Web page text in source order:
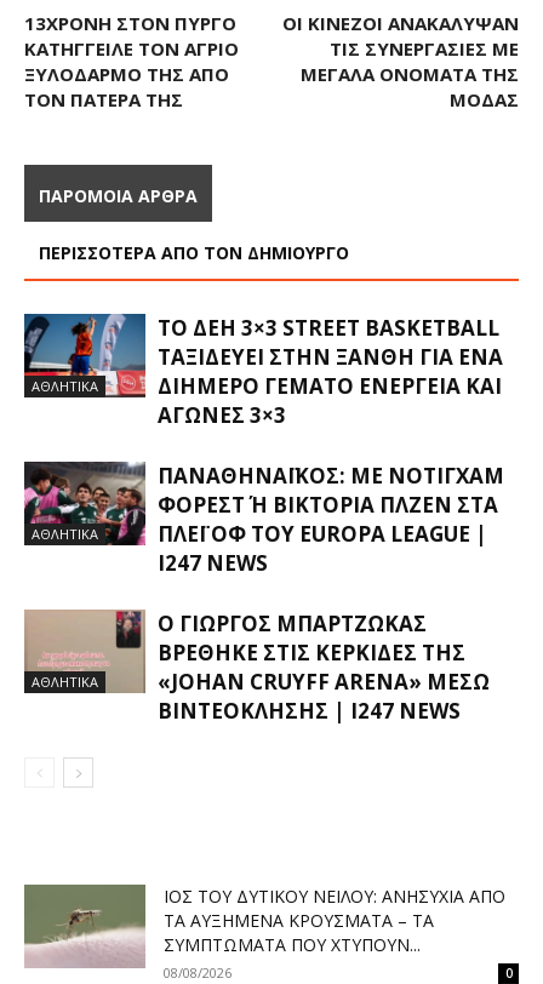
13ΧΡΟΝΗ ΣΤΟΝ ΠΎΡΓΟ
ΚΑΤΉΓΓΕΙΛΕ ΤΟΝ ΆΓΡΙΟ
ΞΥΛΟΔΑΡΜΌ ΤΗΣ ΑΠΌ
ΤΟΝ ΠΑΤΈΡΑ ΤΗΣ
ΟΙ ΚΙΝΈΖΟΙ ΑΝΑΚΆΛΥΨΑΝ
ΤΙΣ ΣΥΝΕΡΓΑΣΊΕΣ ΜΕ
ΜΕΓΆΛΑ ΟΝΌΜΑΤΑ ΤΗΣ
ΜΌΔΑΣ
ΠΑΡΟΜΟΙΑ ΑΡΘΡΑ
ΠΕΡΙΣΣΟΤΕΡΑ ΑΠΟ ΤΟΝ ΔΗΜΙΟΥΡΓΟ
ΑΘΛΗΤΙΚΑ
ΤΟ ΔΕΗ 3×3 STREET BASKETBALL
ΤΑΞΙΔΕΎΕΙ ΣΤΗΝ ΞΆΝΘΗ ΓΙΑ ΈΝΑ
ΔΙΉΜΕΡΟ ΓΕΜΆΤΟ ΕΝΈΡΓΕΙΑ ΚΑΙ
ΑΓΏΝΕΣ 3×3
ΑΘΛΗΤΙΚΑ
ΠΑΝΑΘΗΝΑΪΚΌΣ: ΜΕ ΝΌΤΙΓΧΑΜ
ΦΌΡΕΣΤ Ή ΒΙΚΤΌΡΙΑ ΠΛΖΕΝ ΣΤΑ Π
ΛΈΙ ΟΦ ΤΟΥ EUROPA LEAGUE |
I247 NEWS
ΑΘΛΗΤΙΚΑ
Ο ΓΙΏΡΓΟΣ ΜΠΑΡΤΖΏΚΑΣ
ΒΡΈΘΗΚΕ ΣΤΙΣ ΚΕΡΚΊΔΕΣ ΤΗΣ
«JOHAN CRUYFF ARENA» ΜΈΣΩ
ΒΙΝΤΕΟΚΛΉΣΗΣ | I247 NEWS
ΙΌΣ ΤΟΥ ΔΥΤΙΚΟΎ ΝΕΊΛΟΥ: ΑΝΗΣΥΧΊΑ ΑΠΌ
ΤΑ ΑΥΞΗΜΈΝΑ ΚΡΟΎΣΜΑΤΑ – ΤΑ
ΣΥΜΠΤΏΜΑΤΑ ΠΟΥ ΧΤΥΠΟΎΝ...
08/08/2026 0